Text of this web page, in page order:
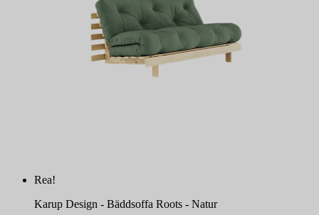
Rea!
Karup Design - Bäddsoffa Roots - Natur